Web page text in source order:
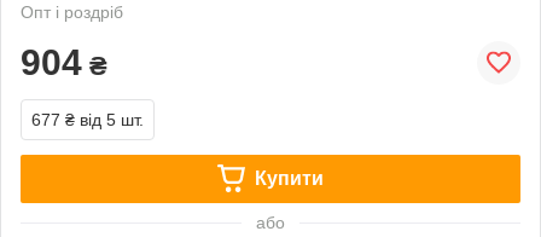
Опт і роздріб
904 ₴
677 ₴ від 5 шт.
Купити
або